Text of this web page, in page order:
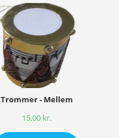
Trommer - Mellem
15,00 kr.